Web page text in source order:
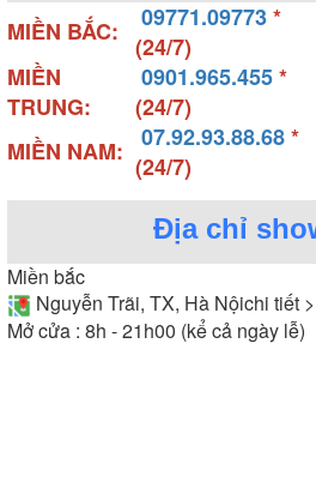
MIỀN BẮC: 09771.09773*
(24/7)
MIỀN
TRUNG:
0901.965.455*
(24/7)
MIỀN NAM:
07.92.93.88.68*
(24/7)
Địa chỉ
Miền bắc
Nguyễn Trãi, TX, Hà Nộichi tiết
Mở cửa : 8h - 21h00 (kể cả ngày lễ)